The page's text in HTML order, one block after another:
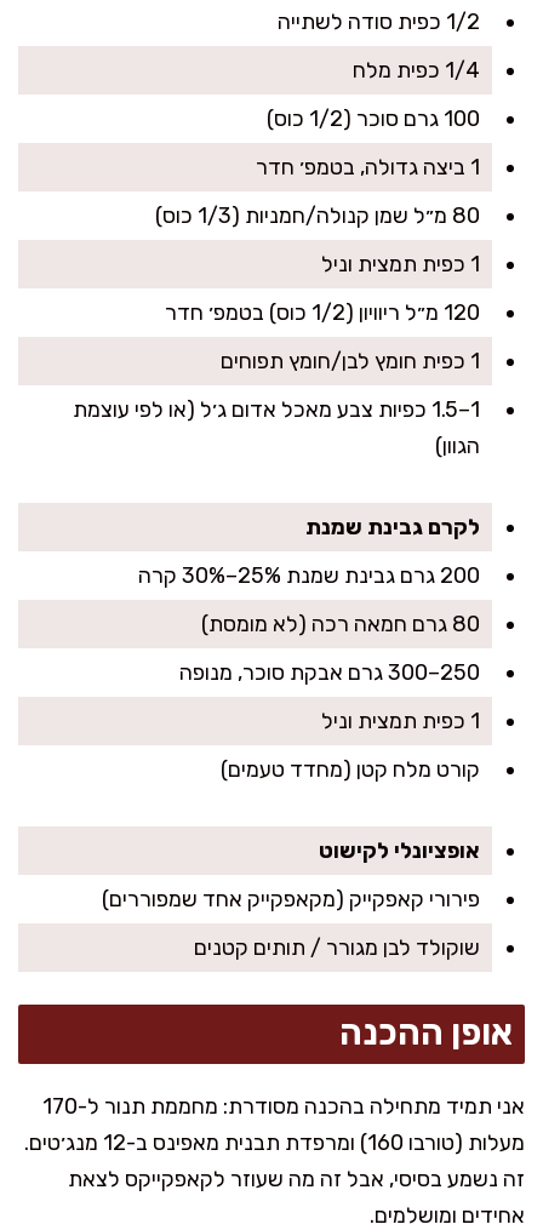
1/2 כפית סודה לשתייה
1/4 כפית מלח
100 גרם סוכר (1/2 כוס)
1 ביצה גדולה, בטמפ׳ חדר
80 מ״ל שמן קנולה/חמניות (1/3 כוס)
1 כפית תמצית וניל
120 מ״ל ריוויון (1/2 כוס) בטמפ׳ חדר
1 כפית חומץ לבן/חומץ תפוחים
1–1.5 כפיות צבע מאכל אדום ג׳ל (או לפי עוצמת
הגוון)
לקרם גבינת שמנת
200 גרם גבינת שמנת 25%–30% קרה
80 גרם חמאה רכה (לא מומסת)
250–300 גרם אבקת סוכר, מנופה
1 כפית תמצית וניל
קורט מלח קטן (מחדד טעמים)
אופציונלי לקישוט
פירורי קאפקייק (מקאפקייק אחד שמפוררים)
שוקולד לבן מגורר / תותים קטנים
אופן ההכנה
אני תמיד מתחילה בהכנה מסודרת: מחממת תנור ל-170
מעלות (טורבו 160) ומרפדת תבנית מאפינס ב-12 מנג׳טים.
זה נשמע בסיסי, אבל זה מה שעוזר לקאפקייקס לצאת
אחידים ומושלמים.